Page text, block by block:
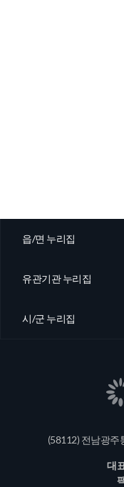
읍/면 누리집
유관기관 누리집
시/군 누리집
(58112) 전남광
대